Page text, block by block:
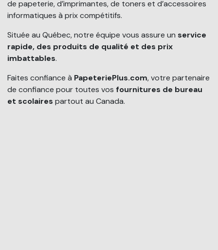
de papeterie, d’imprimantes, de toners et d’accessoires
informatiques à prix compétitifs.
Située au Québec, notre équipe vous assure un service
rapide, des produits de qualité et des prix
imbattables.
Faites confiance à PapeteriePlus.com, votre partenaire
de confiance pour toutes vos fournitures de bureau
et scolaires partout au Canada.